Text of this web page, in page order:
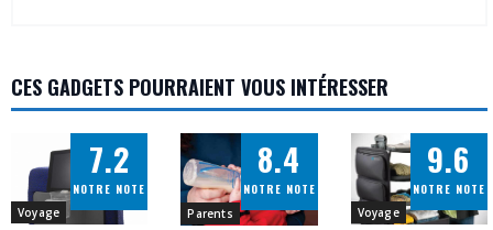
CES GADGETS POURRAIENT VOUS INTÉRESSER
7.2
NOTRE NOTE
Voyage
8.4
NOTRE NOTE
Parents
9.6
NOTRE NOTE
Voyage